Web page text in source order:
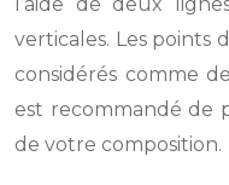
verticales. Les points
considérés comme
est recommandé de
de votre composition.